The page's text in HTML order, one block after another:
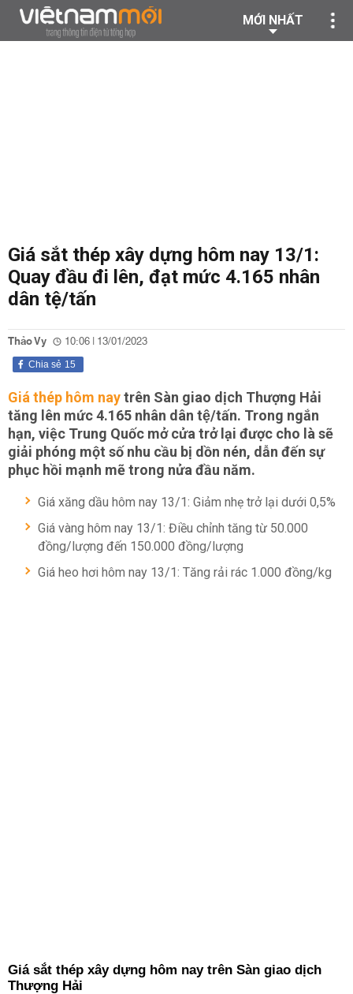
MỚI NHẤT
Giá sắt thép xây dựng hôm nay 13/1:
Quay đầu đi lên, đạt mức 4.165 nhân
dân tệ/tấn
Thảo Vy 10:06 | 13/01/2023
15
Chia sẻ
Giá thép hôm naytrên Sàn giao dịch Thượng Hải
tăng lên mức 4.165 nhân dân tệ/tấn. Trong ngắn
hạn, việc Trung Quốc mở cửa trở lại được cho là sẽ
giải phóng một số nhu cầu bị dồn nén, dẫn đến sự
phục hồi mạnh mẽ trong nửa đầu năm.
Giá xăng dầu hôm nay 13/1: Giảm nhẹ trở lại dưới 0,5%
Giá vàng hôm nay 13/1: Điều chỉnh tăng từ 50.000
đồng/lượng đến 150.000 đồng/lượng
Giá heo hơi hôm nay 13/1: Tăng rải rác 1.000 đồng/kg
Giá sắt thép xây dựng hôm nay trên Sàn giao dịch
Thượng Hải